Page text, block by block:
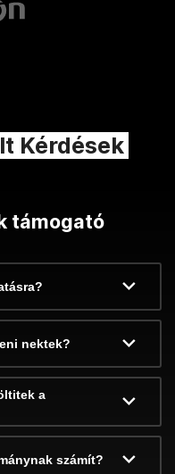
Kérdések
támogató
nektek?
a
számít?